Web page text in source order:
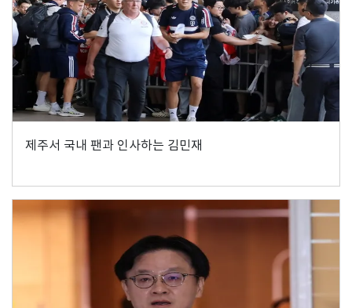
제주서 국내 팬과 인사하는 김민재